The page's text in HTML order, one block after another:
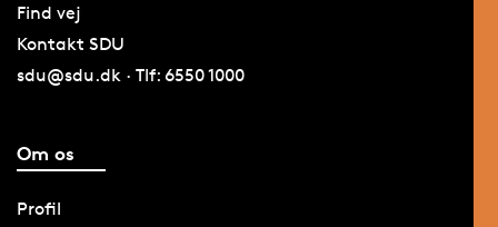
Find vej
Kontakt SDU
sdu@sdu.dk · Tlf: 6550 1000
Om os
Profil